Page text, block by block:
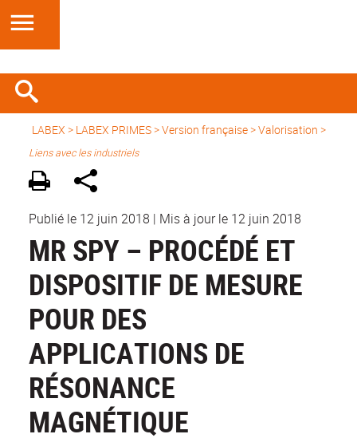
LABEX > LABEX PRIMES>Version française> Valorisation >
Liens avec les industriels
Publié le 12 juin 2018 | Mis à jour le 12 juin 2018
MR SPY – PROCÉDÉ ET
DISPOSITIF DE MESURE
POUR DES
APPLICATIONS DE
RÉSONANCE
MAGNÉTIQUE